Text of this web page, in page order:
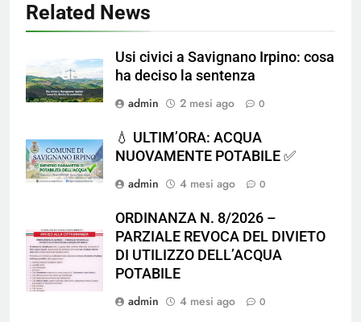
Related News
Usi civici a Savignano Irpino: cosa
ha deciso la sentenza
admin
2 mesi ago 0
💧 ULTIM’ORA: ACQUA
NUOVAMENTE POTABILE ✅
admin
4 mesi ago 0
ORDINANZA N. 8/2026 –
PARZIALE REVOCA DEL DIVIETO
DI UTILIZZO DELL’ACQUA
POTABILE
admin
4 mesi ago 0